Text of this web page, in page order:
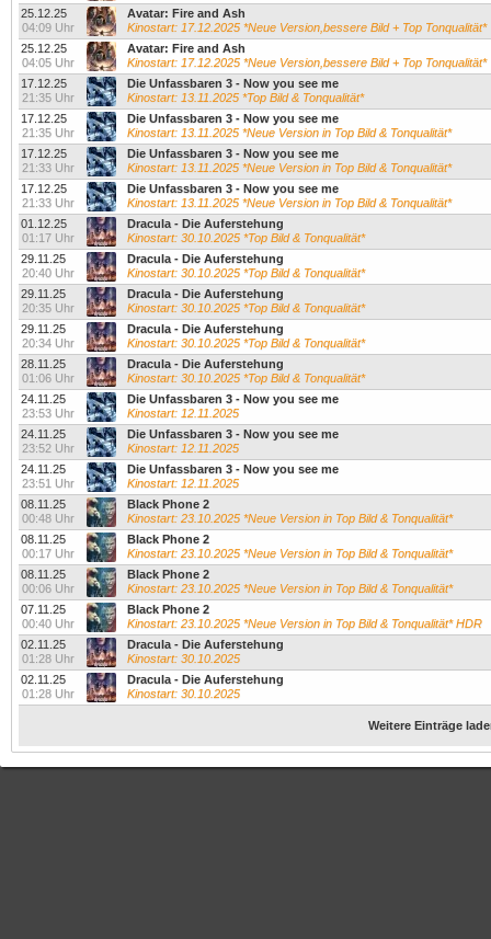
25.12.25
04:09 Uhr
Avatar: Fire and Ash
Kinostart: 17.12.2025 *Neue Version,bessere Bild + Top Tonqualität*
25.12.25
04:05 Uhr
Avatar: Fire and Ash
Kinostart: 17.12.2025 *Neue Version,bessere Bild + Top Tonqualität*
17.12.25
21:35 Uhr
Die Unfassbaren 3 - Now you see me
Kinostart: 13.11.2025 *Top Bild & Tonqualität*
17.12.25
21:35 Uhr
Die Unfassbaren 3 - Now you see me
Kinostart: 13.11.2025 *Neue Version in Top Bild & Tonqualität*
17.12.25
21:33 Uhr
Die Unfassbaren 3 - Now you see me
Kinostart: 13.11.2025 *Neue Version in Top Bild & Tonqualität*
17.12.25
21:33 Uhr
Die Unfassbaren 3 - Now you see me
Kinostart: 13.11.2025 *Neue Version in Top Bild & Tonqualität*
01.12.25
01:17 Uhr
Dracula - Die Auferstehung
Kinostart: 30.10.2025 *Top Bild & Tonqualität*
29.11.25
20:40 Uhr
Dracula - Die Auferstehung
Kinostart: 30.10.2025 *Top Bild & Tonqualität*
29.11.25
20:35 Uhr
Dracula - Die Auferstehung
Kinostart: 30.10.2025 *Top Bild & Tonqualität*
29.11.25
20:34 Uhr
Dracula - Die Auferstehung
Kinostart: 30.10.2025 *Top Bild & Tonqualität*
28.11.25
01:06 Uhr
Dracula - Die Auferstehung
Kinostart: 30.10.2025 *Top Bild & Tonqualität*
24.11.25
23:53 Uhr
Die Unfassbaren 3 - Now you see me
Kinostart: 12.11.2025
24.11.25
23:52 Uhr
Die Unfassbaren 3 - Now you see me
Kinostart: 12.11.2025
24.11.25
23:51 Uhr
Die Unfassbaren 3 - Now you see me
Kinostart: 12.11.2025
08.11.25
00:48 Uhr
Black Phone 2
Kinostart: 23.10.2025 *Neue Version in Top Bild & Tonqualität*
08.11.25
00:17 Uhr
Black Phone 2
Kinostart: 23.10.2025 *Neue Version in Top Bild & Tonqualität*
08.11.25
00:06 Uhr
Black Phone 2
Kinostart: 23.10.2025 *Neue Version in Top Bild & Tonqualität*
07.11.25
00:40 Uhr
Black Phone 2
Kinostart: 23.10.2025 *Neue Version in Top Bild & Tonqualität* HDR
02.11.25
01:28 Uhr
Dracula - Die Auferstehung
Kinostart: 30.10.2025
02.11.25
01:28 Uhr
Dracula - Die Auferstehung
Kinostart: 30.10.2025
Weitere Einträge